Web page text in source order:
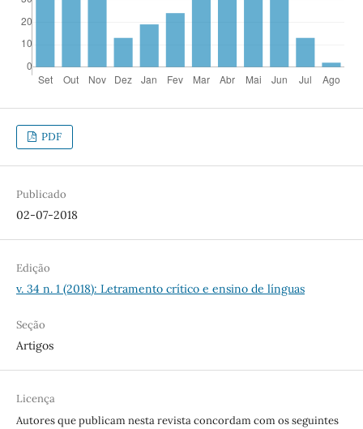
PDF
Publicado
02-07-2018
Edição
v. 34 n. 1 (2018): Letramento crítico e ensino de línguas
Seção
Artigos
Licença
Autores que publicam nesta revista concordam com os seguintes